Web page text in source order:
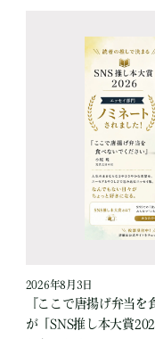
2026年8月3日
『ここで唐揚げ弁当を
が「SNS推し本大賞